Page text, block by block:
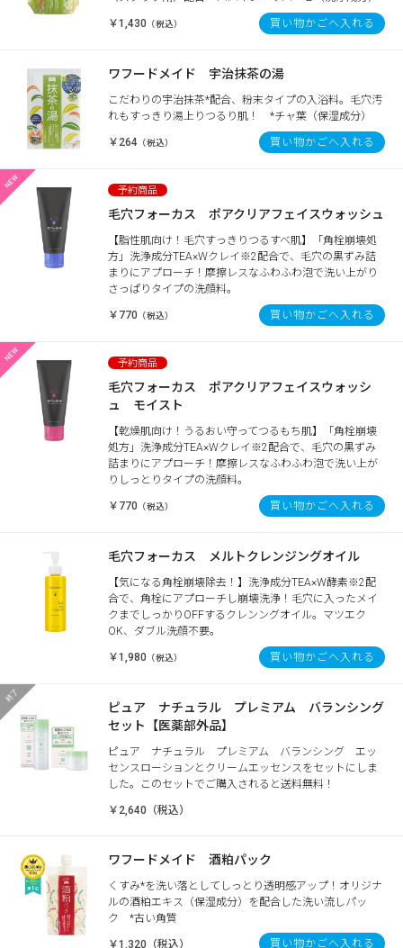
￥1,430 （税込） 買い物かごへ入れる
ワフードメイド 宇治抹茶の湯
こだわりの宇治抹茶*配合、粉末タイプの入浴料。毛穴汚
れもすっきり湯上りつるり肌！ *チャ葉（保湿成分）
￥264 （税込） 買い物かごへ入れる
毛穴フォーカス ポアクリアフェイスウォッシュ
【脂性肌向け！毛穴すっきりつるすべ肌】「角栓崩壊処
方」洗浄成分TEA×Wクレイ※2配合で、毛穴の黒ずみ詰
まりにアプローチ！摩擦レスなふわふわ泡で洗い上がり
さっぱりタイプの洗顔料。
￥770 （税込） 買い物かごへ入れる
毛穴フォーカス ポアクリアフェイスウォッシ
ュ モイスト
【乾燥肌向け！うるおい守ってつるもち肌】「角栓崩壊
処方」洗浄成分TEA×Wクレイ※2配合で、毛穴の黒ずみ
詰まりにアプローチ！摩擦レスなふわふわ泡で洗い上が
りしっとりタイプの洗顔料。
￥770 （税込） 買い物かごへ入れる
毛穴フォーカス メルトクレンジングオイル
【気になる角栓崩壊除去！】洗浄成分TEA×W酵素※2配
合で、角栓にアプローチし崩壊洗浄！毛穴に入ったメイ
クまでしっかりOFFするクレンングオイル。マツエク
OK、ダブル洗顔不要。
￥1,980 （税込） 買い物かごへ入れる
ピュア ナチュラル プレミアム バランシング
セット【医薬部外品】
ピュア ナチュラル プレミアム バランシング エッ
センスローションとクリームエッセンスをセットにしま
した。このセットでご購入されると送料無料！
￥2,640（税込）
ワフードメイド 酒粕パック
くすみ*を洗い落としてしっとり透明感アップ！オリジナ
ルの酒粕エキス（保湿成分）を配合した洗い流しパッ
ク *古い角質
￥1,320（税込） 買い物かごへ入れる